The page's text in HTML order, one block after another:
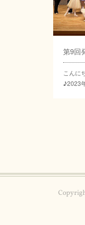
第9回
こんに
♪2023